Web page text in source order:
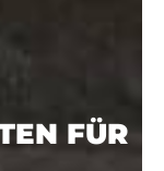
FÜR